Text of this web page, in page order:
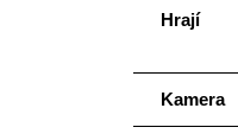
Hrají
Kamera